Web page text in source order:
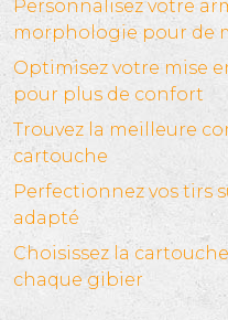
Personnalisez votre
morphologie pour de
Optimisez votre mise
pour plus de confort
Trouvez la meilleure
cartouche
Perfectionnez vos tirs
adapté
Choisissez la
chaque gibier